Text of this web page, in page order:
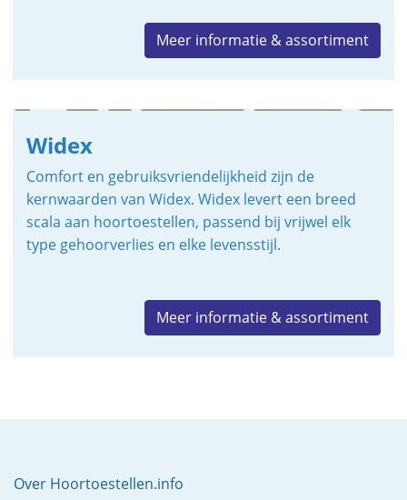
Meer informatie & assortiment
Widex
Comfort en gebruiksvriendelijkheid zijn de
kernwaarden van Widex. Widex levert een breed
scala aan hoortoestellen, passend bij vrijwel elk
type gehoorverlies en elke levensstijl.
Meer informatie & assortiment
Over Hoortoestellen.info